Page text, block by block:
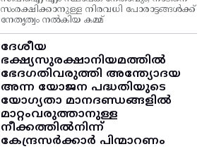
സംരക്ഷിക്കാനുള്ള നിരവധി പോരാട്ടങ്ങള്‍ക്ക്‌
നേതൃത്വം നല്‍കിയ കമ്മ്
ദേശീയ
ഭക്ഷ്യസുരക്ഷാനിയമത്തിൽ
ഭേദഗതിവരുത്തി അന്ത്യോദയ
അന്ന യോജന പദ്ധതിയുടെ
യോഗ്യതാ മാനദണ്ഡങ്ങളിൽ
മാറ്റംവരുത്താനുള്ള
നീക്കത്തിൽനിന്ന്‌
കേന്ദ്രസർക്കാർ പിന്മാറണം